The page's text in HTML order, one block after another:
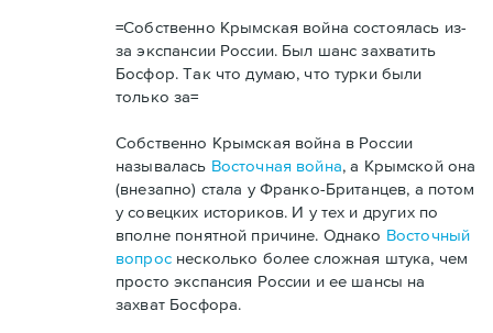
=Собственно Крымская война состоялась из-
за экспансии России. Был шанс захватить
Босфор. Так что думаю, что турки были
только за=
Собственно Крымская война в России
называлась Восточная война, а Крымской она
(внезапно) стала у Франко-Британцев, а потом
у совецких историков. И у тех и других по
вполне понятной причине. Однако Восточный
вопроснесколько более сложная штука, чем
просто экспансия России и ее шансы на
захват Босфора.